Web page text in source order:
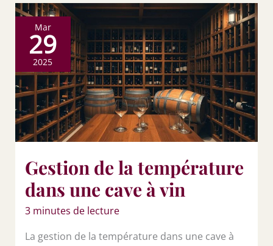
Mar
29
2025
Gestion de la température
dans une cave à vin
3 minutes de lecture
La gestion de la température dans une cave à